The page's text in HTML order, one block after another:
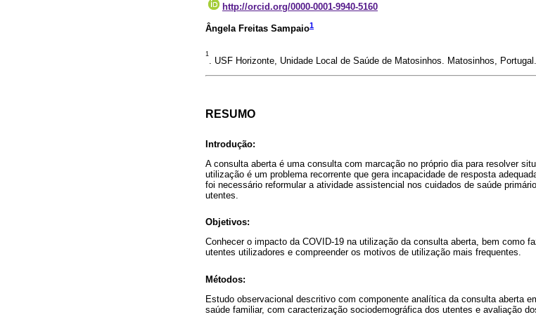
http://orcid.org/0000-0001-9940-5160
Ângela Freitas Sampaio1
1
. USF Horizonte, Unidade Local de Saúde de Matosinhos. Matosinhos, Portugal.
RESUMO
Introdução:
A consulta aberta é uma consulta com marcação no próprio dia para resolver
utilização é um problema recorrente que gera incapacidade de resposta
foi necessário reformular a atividade assistencial nos cuidados de saúde
utentes.
Objetivos:
Conhecer o impacto da COVID-19 na utilização da consulta aberta, bem como
utentes utilizadores e compreender os motivos de utilização mais frequentes.
Métodos:
Estudo observacional descritivo com componente analítica da consulta aberta
saúde familiar, com caracterização sociodemográfica dos utentes e avaliação